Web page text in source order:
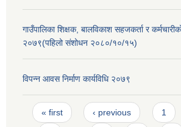
गाउँपालिका शिक्षक, बालविकाश सहजकर्ता र
२०७९(पहिलो संशोधन २०८०/१०/१५)
विपन्न आवस निर्माण कार्यविधि २०७९
Pages
« first ‹ previous 1